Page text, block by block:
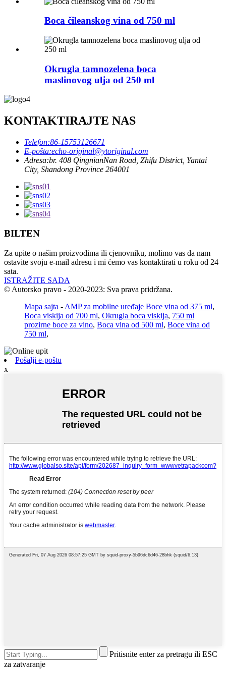
Boca čileanskog vina od 750 ml
Okrugla tamnozelena boca
maslinovog ulja od 250 ml
KONTAKTIRAJTE NAS
Telefon:86-15753126671
E-pošta:echo-original@ytoriginal.com
Adresa:br. 408 QingnianNan Road, Zhifu District, Yantai
City, Shandong Province 264001
BILTEN
Za upite o našim proizvodima ili cjenovniku, molimo vas da nam
ostavite svoju e-mail adresu i mi ćemo vas kontaktirati u roku od 24
sata.
ISTRAŽITE SADA
© Autorsko pravo - 2020-2023: Sva prava pridržana.
Mapa sajta - AMP za mobilne uređaje Boce vina od 375 ml,
Boca viskija od 700 ml, Okrugla boca viskija, 750 ml
prozirne boce za vino, Boca vina od 500 ml, Boce vina od
750 ml,
Pošalji e-poštu
x
Pritisnite enter za pretragu ili ESC
za zatvaranje